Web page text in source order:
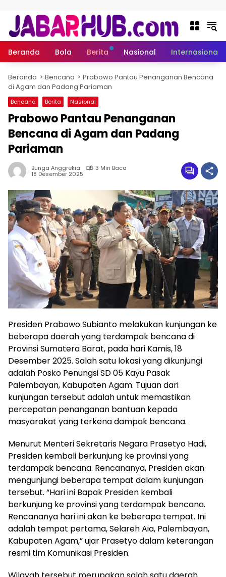
Beranda Bola Berita Nasional Internasional
Beranda Bencana
Prabowo Pantau Penanganan Bencana
di Agam dan Padang Pariaman
Bencana Berita Nasional
Prabowo Pantau Penanganan
Bencana di Agam dan Padang
Pariaman
Bunga Anggrekia 3 Min Baca
18 Desember 2025
Presiden Prabowo Subianto melakukan kunjungan ke
beberapa daerah yang terdampak bencana di
Provinsi Sumatera Barat, pada hari Kamis, 18
Desember 2025. Salah satu lokasi yang dikunjungi
adalah Posko Penungsi SD 05 Kayu Pasak
Palembayan, Kabupaten Agam. Tujuan dari
kunjungan tersebut adalah untuk memastikan
percepatan penanganan bantuan kepada
masyarakat yang terkena dampak bencana.
Menurut Menteri Sekretaris Negara Prasetyo Hadi,
Presiden kembali berkunjung ke provinsi yang
terdampak bencana. Rencananya, Presiden akan
mengunjungi beberapa tempat dalam kunjungan
tersebut. “Hari ini Bapak Presiden kembali
berkunjung ke provinsi yang terdampak bencana.
Rencananya hari ini akan ke beberapa tempat. Ini
adalah tempat pertama, Selareh Aia, Palembayan,
Kabupaten Agam,” ujar Prasetyo dalam keterangan
resmi tim Komunikasi Presiden.